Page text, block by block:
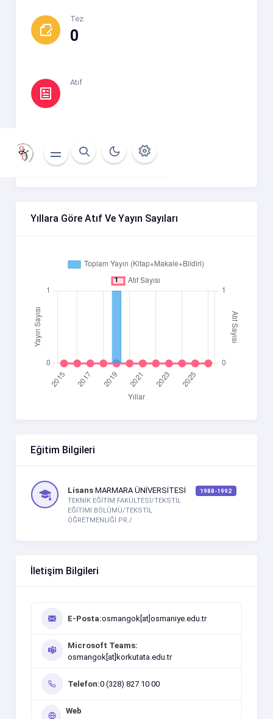
Tez
0
Atıf
4
Yıllara Göre Atıf Ve Yayın Sayıları
Eğitim Bilgileri
LisansMARMARA ÜNİVERSİTESİ
TEKNİK EĞİTİM FAKÜLTESİ/TEKSTİL
EĞİTİMİ BÖLÜMÜ/TEKSTİL
ÖĞRETMENLİĞİ PR./
1988-1992
İletişim Bilgileri
E-Posta:osmangok[at]osmaniye.edu.tr
Microsoft Teams:
osmangok[at]korkutata.edu.tr
Telefon:0 (328) 827 10 00
Web